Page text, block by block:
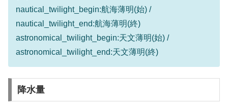
nautical_twilight_begin:航海薄明(始) /
nautical_twilight_end:航海薄明(終)
astronomical_twilight_begin:天文薄明(始) /
astronomical_twilight_end:天文薄明(終)
降水量